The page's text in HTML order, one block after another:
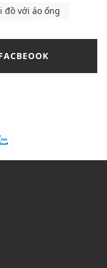
đồ với áo ống
áo cuban